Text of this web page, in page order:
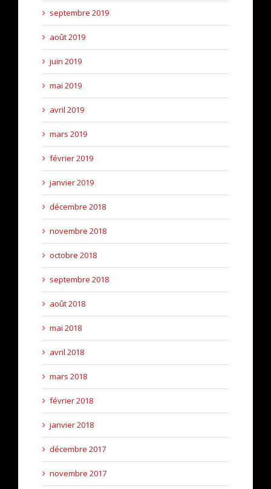
septembre 2019
août 2019
juin 2019
mai 2019
avril 2019
mars 2019
février 2019
janvier 2019
décembre 2018
novembre 2018
octobre 2018
septembre 2018
août 2018
mai 2018
avril 2018
mars 2018
février 2018
janvier 2018
décembre 2017
novembre 2017